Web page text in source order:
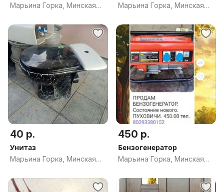
Марьина Горка, Минская
Марьина Горка, Минская
40 р.
Унитаз
Марьина Горка, Минская
450 р.
Бензогенератор
Марьина Горка, Минская